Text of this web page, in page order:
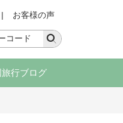
| お客様の声
旅行ブログ